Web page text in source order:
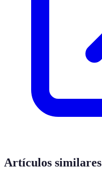
Artículos similares